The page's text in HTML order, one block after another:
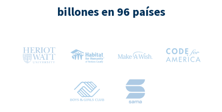
billones en 96 países